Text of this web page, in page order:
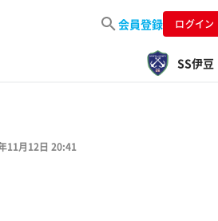
会員登録 ログイン
SS伊豆
11月12日 20:41